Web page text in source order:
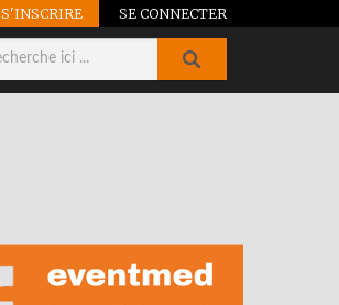
S'INSCRIRE SE CONNECTER